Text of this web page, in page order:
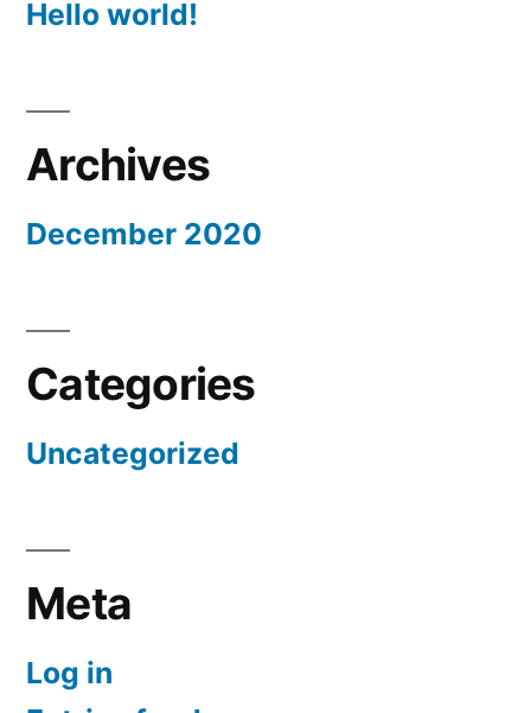
Hello world!
Archives
December 2020
Categories
Uncategorized
Meta
Log in